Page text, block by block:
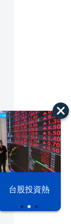
台股投資熱